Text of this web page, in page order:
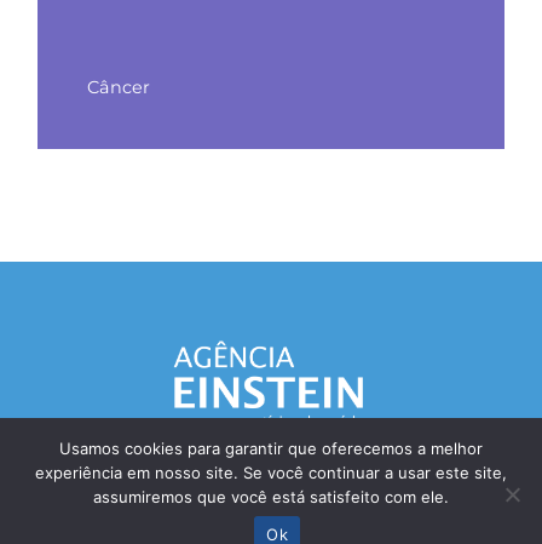
Câncer
Responsável Técnico: Dr. Eliezer Silva - CRM: 85148-SP
© Einstein Hospital Israelita 2025 - Todos os direitos reservados
Usamos cookies para garantir que oferecemos a melhor
experiência em nosso site. Se você continuar a usar este site,
assumiremos que você está satisfeito com ele.
Ok